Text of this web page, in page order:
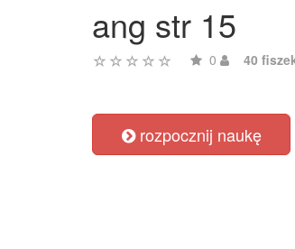
ang str 15
0 40
rozpocznij naukę